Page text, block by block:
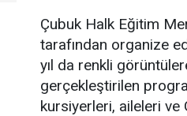
Çubuk Halk Eğitim
tarafından organize
yıl da renkli
gerçekleştirilen
kursiyerleri, aileleri ve